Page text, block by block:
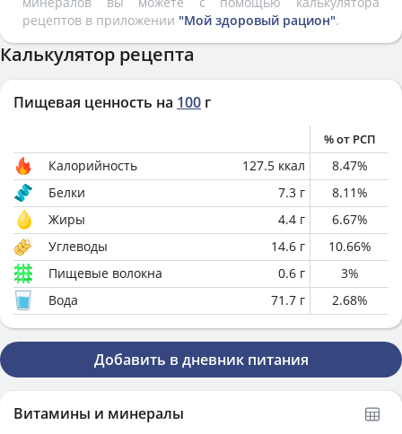
рецептов в приложении "Мой здоровый рацион".
Калькулятор рецепта
Пищевая ценность на 100 г
% от РСП
Калорийность 127.5 ккал 8.47%
Белки
7.3 г 8.11%
Жиры
4.4 г 6.67%
Углеводы
14.6 г 10.66%
Пищевые волокна
0.6 г 3%
Вода
71.7 г 2.68%
Добавить в дневник питания
Витамины и минералы